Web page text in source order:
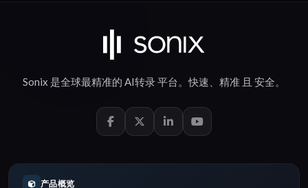
Sonix 是全球最精准的 AI转录平台。快速 精准 且 安全。
产品概览